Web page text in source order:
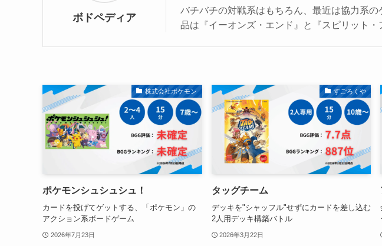
ボドペディア
バチバチの対戦系はもちろん、最近は協力系
品は『イーオンズ・エンド』と『スピリット・
株式会社ポケモン
ポケモンシュシュシュ！
カードを投げてゲットする、「ポケモン」の
アクション系ボードゲーム
2026年7月23日
すごろくや
タッグチーム
デッキを"シャッフル"せずにカードを差し込む
2人用デッキ構築バトル
2026年3月22日